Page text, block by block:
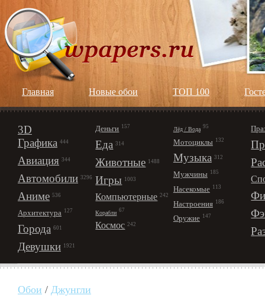
Главная Новые обои ТОП 100
3D
Графика 444
Авиация 344
Автомобили 3296
Аниме 536
Архитектура 127
Города 601
Девушки 1921
Деньги 157
Еда 314
Животные 1488
Игры 1003
Компьютерные 242
Корабли 67
Космос 242
Лёд / Вода 95
Мотоциклы 132
Музыка 312
Мужчины 185
Насекомые 113
Настроения 186
Оружие 147
Обои / Джунгли